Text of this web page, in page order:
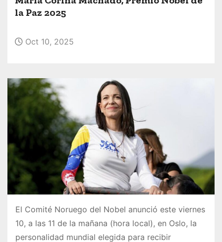
la Paz 2025
Oct 10, 2025
El Comité Noruego del Nobel anunció este viernes
10, a las 11 de la mañana (hora local), en Oslo, la
personalidad mundial elegida para recibir